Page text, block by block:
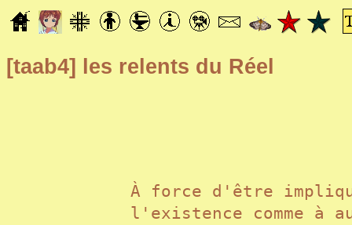
[taab4] les relents du Réel
À force d'être
l'existence comme à